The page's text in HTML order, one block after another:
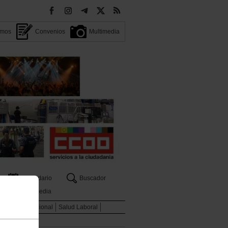
Convenios Multimedia
Calendario
Buscador
Multimedia
Internacional Salud Laboral